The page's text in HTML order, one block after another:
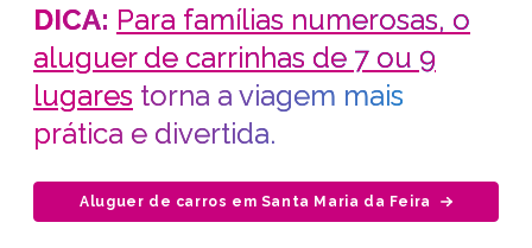
DICA: Para famílias numerosas, o
aluguer de carrinhas de 7 ou 9
lugares torna a viagem mais
prática e divertida.
Aluguer de carros em Santa Maria da Feira